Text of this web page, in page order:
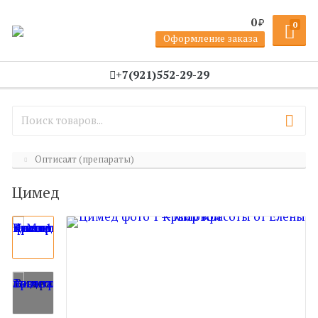
0
0₽
Оформление заказа
+7(921)552-29-29
Оптисалт (препараты)
Цимед